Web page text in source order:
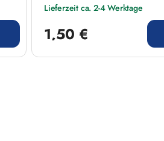
Lieferzeit ca. 2-4 Werktage
1,50 €